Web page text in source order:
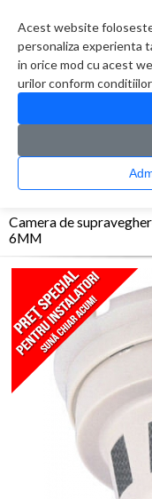
Acest website
personaliza experienta
in orice mod cu acest
urilor conform
CATALOG
Sisteme de
Camera de
6MM